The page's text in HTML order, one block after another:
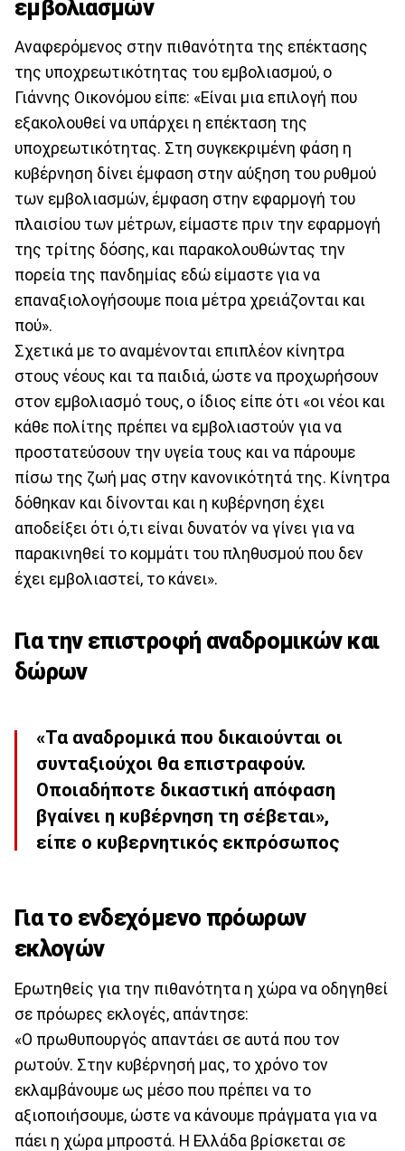
εμβολιασμών
Αναφερόμενος στην πιθανότητα της επέκτασης
της υποχρεωτικότητας του εμβολιασμού, ο
Γιάννης Οικονόμου είπε: «Είναι μια επιλογή που
εξακολουθεί να υπάρχει η επέκταση της
υποχρεωτικότητας. Στη συγκεκριμένη φάση η
κυβέρνηση δίνει έμφαση στην αύξηση του ρυθμού
των εμβολιασμών, έμφαση στην εφαρμογή του
πλαισίου των μέτρων, είμαστε πριν την εφαρμογή
της τρίτης δόσης, και παρακολουθώντας την
πορεία της πανδημίας εδώ είμαστε για να
επαναξιολογήσουμε ποια μέτρα χρειάζονται και
πού».
Σχετικά με το αναμένονται επιπλέον κίνητρα
στους νέους και τα παιδιά, ώστε να προχωρήσουν
στον εμβολιασμό τους, ο ίδιος είπε ότι «οι νέοι και
κάθε πολίτης πρέπει να εμβολιαστούν για να
προστατεύσουν την υγεία τους και να πάρουμε
πίσω της ζωή μας στην κανονικότητά της. Κίνητρα
δόθηκαν και δίνονται και η κυβέρνηση έχει
αποδείξει ότι ό,τι είναι δυνατόν να γίνει για να
παρακινηθεί το κομμάτι του πληθυσμού που δεν
έχει εμβολιαστεί, το κάνει».
Για την επιστροφή αναδρομικών και
δώρων
«Τα αναδρομικά που δικαιούνται οι
συνταξιούχοι θα επιστραφούν.
Οποιαδήποτε δικαστική απόφαση
βγαίνει η κυβέρνηση τη σέβεται»,
είπε ο κυβερνητικός εκπρόσωπος
Για το ενδεχόμενο πρόωρων
εκλογών
Ερωτηθείς για την πιθανότητα η χώρα να οδηγηθεί
σε πρόωρες εκλογές, απάντησε:
«Ο πρωθυπουργός απαντάει σε αυτά που τον
ρωτούν. Στην κυβέρνησή μας, το χρόνο τον
εκλαμβάνουμε ως μέσο που πρέπει να το
αξιοποιήσουμε, ώστε να κάνουμε πράγματα για να
πάει η χώρα μπροστά. Η Ελλάδα βρίσκεται σε